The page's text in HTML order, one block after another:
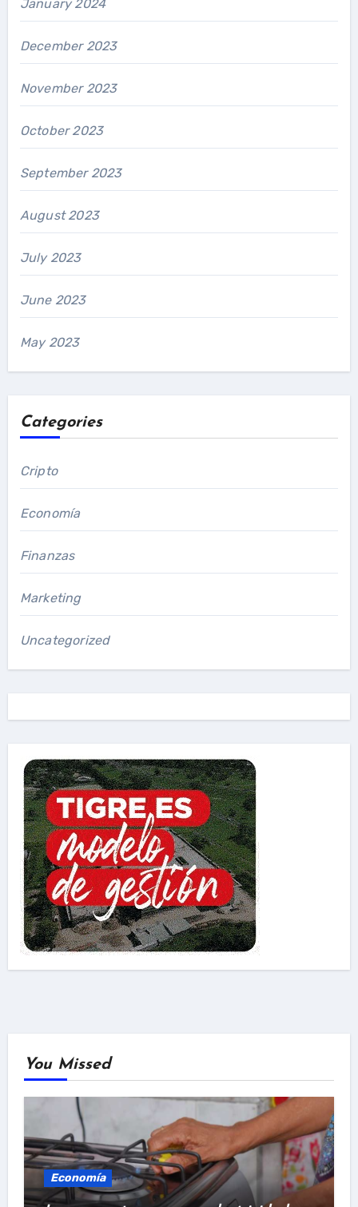
January 2024
December 2023
November 2023
October 2023
September 2023
August 2023
July 2023
June 2023
May 2023
Categories
Cripto
Economía
Finanzas
Marketing
Uncategorized
You Missed
Economía